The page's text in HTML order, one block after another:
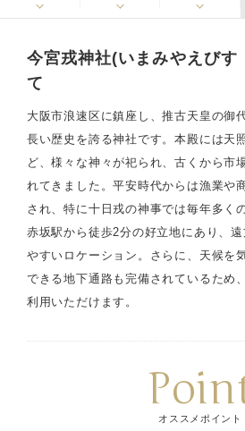
今宮戎神社(いまみやえびす
て
大阪市浪速区に鎮座し、推古天皇の御
長い歴史を誇る神社です。本殿には天
ど、様々な神々が祀られ、古くから市
れてきました。平安時代からは漁業や
され、特に十日戎の神事では毎年多く
赤坂駅から徒歩2分の好立地にあり、
やすいロケーション。さらに、天候を
できる地下通路も完備されているため
利用いただけます。
オススメポイント